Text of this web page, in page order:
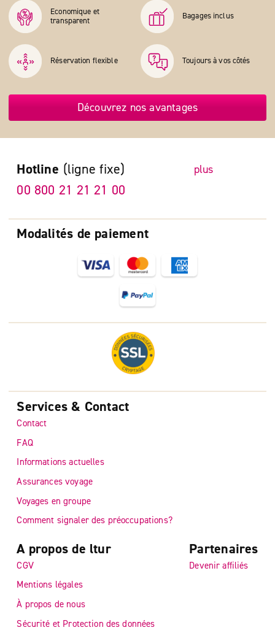
Economique et
transparent
Bagages inclus
Réservation flexible Toujours à vos côtés
Découvrez nos avantages
Modalités de paiement
Hotline (ligne fixe) plus
00 800 21 21 21 00
Services & Contact
Contact
FAQ
Informations actuelles
Assurances voyage
Voyages en groupe
Comment signaler des préoccupations?
A propos de ltur
CGV
Mentions légales
À propos de nous
Sécurité et Protection des données
Partenaires
Devenir affiliés